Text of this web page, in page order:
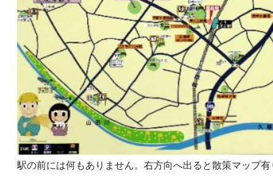
駅の前には何もありません。右方向へ出ると散策マップ